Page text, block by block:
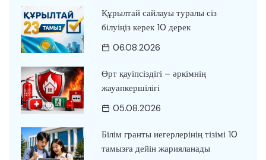
Құрылтай сайлауы туралы сіз
білуіңіз керек 10 дерек
06.08.2026
Өрт қауіпсіздігі – әркімнің
жауапкершілігі
05.08.2026
Білім гранты иегерлерінің тізімі 10
тамызға дейін жарияланады